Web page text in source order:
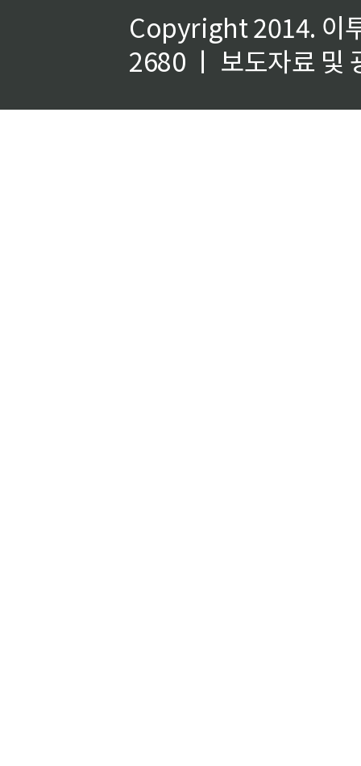
Copyright 2014. 이
2680 ㅣ 보도자료